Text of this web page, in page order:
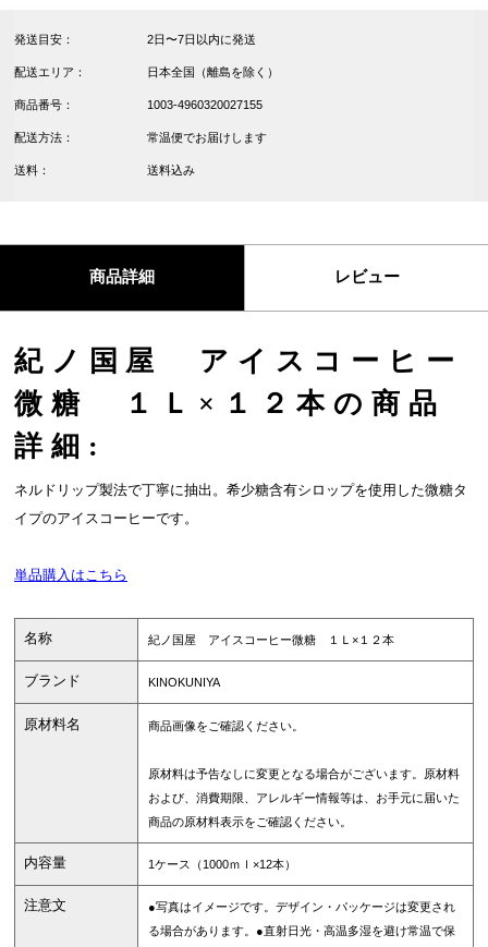
発送目安： 2日〜7日以内に発送
配送エリア： 日本全国（離島を除く）
商品番号： 1003-4960320027155
配送方法： 常温便でお届けします
送料： 送料込み
商品詳細 レビュー
紀ノ国屋 アイスコーヒー
微糖 １Ｌ×１２本の商品
詳細:
ネルドリップ製法で丁寧に抽出。希少糖含有シロップを使用した微糖タ
イプのアイスコーヒーです。
単品購入はこちら
名称 紀ノ国屋 アイスコーヒー微糖 １Ｌ×１２本
ブランド KINOKUNIYA
原材料名 商品画像をご確認ください。
原材料は予告なしに変更となる場合がございます。原材料
および、消費期限、アレルギー情報等は、お手元に届いた
商品の原材料表示をご確認ください。
内容量 1ケース（1000ｍｌ×12本）
注意文
●写真はイメージです。デザイン・パッケージは変更され
る場合があります。●直射日光・高温多湿を避け常温で保